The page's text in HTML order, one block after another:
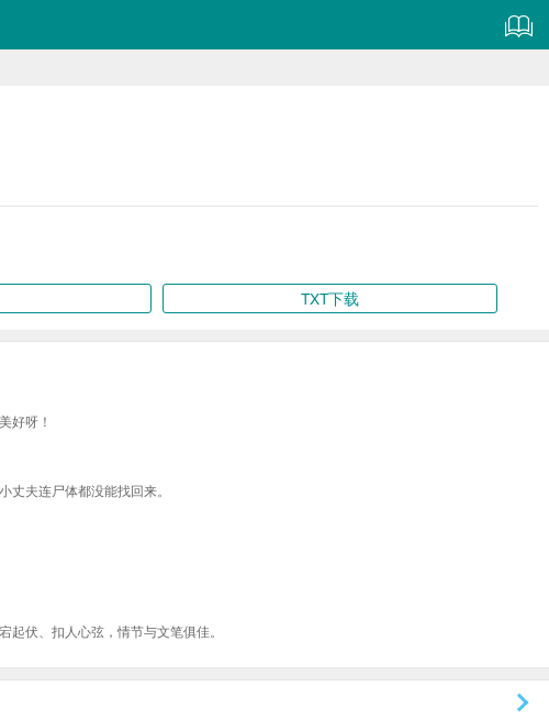
TXT下载
好呀！
夫连尸体都没能找回来。
伏、扣人心弦，情节与文笔俱佳。